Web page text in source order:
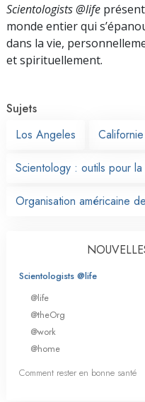
Scientologists @life
monde entier qui
dans la vie,
et spirituellement.
Sujets
Los Angeles
Californie
Scientology : outils pour la
Organisation américaine
Scientologists @life
@life
@theOrg
@work
@home
Comment rester en bonne santé